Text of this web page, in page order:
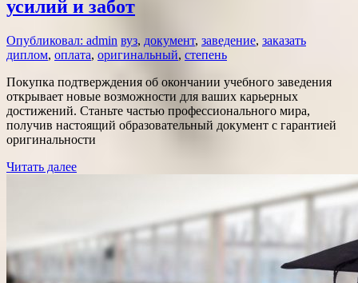
усилий и забот
Опубликовал: admin вуз, документ, заведение, заказать
диплом, оплата, оригинальный, степень
Покупка подтверждения об окончании учебного заведения
открывает новые возможности для ваших карьерных
достижений. Станьте частью профессионального мира,
получив настоящий образовательный документ с гарантией
оригинальности
Читать далее